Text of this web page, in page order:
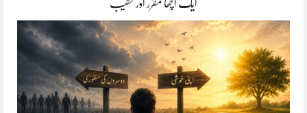
ایک اچھا مقرر اور خطیب